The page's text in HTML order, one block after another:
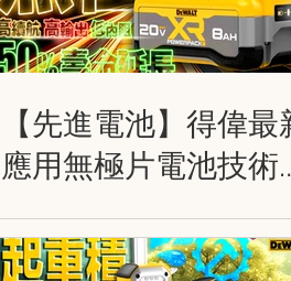
【先進電池】得偉最
應用無極片電池技術
大容量，更輕巧，更
勁！得偉 20V 8.0Ah